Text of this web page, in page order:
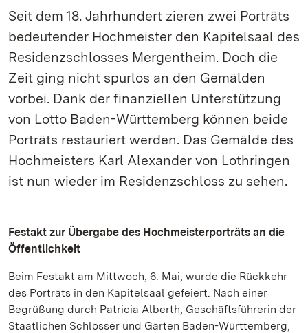
Seit dem 18. Jahrhundert zieren zwei Porträts
bedeutender Hochmeister den Kapitelsaal des
Residenzschlosses Mergentheim. Doch die
Zeit ging nicht spurlos an den Gemälden
vorbei. Dank der finanziellen Unterstützung
von Lotto Baden-Württemberg können beide
Porträts restauriert werden. Das Gemälde des
Hochmeisters Karl Alexander von Lothringen
ist nun wieder im Residenzschloss zu sehen.
Festakt zur Übergabe des Hochmeisterporträts an die
Öffentlichkeit
Beim Festakt am Mittwoch, 6. Mai, wurde die Rückkehr
des Porträts in den Kapitelsaal gefeiert. Nach einer
Begrüßung durch Patricia Alberth, Geschäftsführerin der
Staatlichen Schlösser und Gärten Baden-Württemberg,